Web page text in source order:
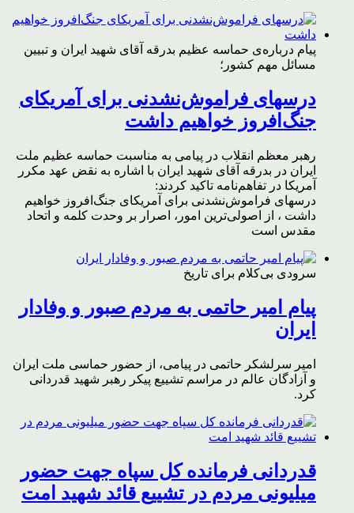
پیام درباره‌ی حماسه عظیم بدرقه آقای شهید ایران و تبیین
مسائل مهم کشور؛
درسهای فراموش‌نشدنی برای آمریکای
جنگ‌افروز خواهیم داشت
رهبر معظم انقلاب در پیامی به مناسبت حماسه عظیم ملت
ایران در بدرقه آقای شهید ایران با اشاره به نقض عهد مکرر
آمریکا در تفاهم‌نامه تاکید کردند:
درسهای فراموش‌نشدنی برای آمریکای جنگ‌افروز خواهیم
داشت ، از اصولی‌ترین امور، اصرار بر وحدت کلمه و اتحاد
مقدس است
سرودی بی‌کلام برای تاریخ
پیام امیر حاتمی به مردم صبور و وفادار
ایران
امیر سرلشکر حاتمی در پیامی، از حضور حماسی ملت ایران
و آزادگان عالم در مراسم تشییع پیکر رهبر شهید قدردانی
کرد.
قدردانی فرمانده کل سپاه جهت حضور
میلیونی مردم در تشییع قائد شهید امت